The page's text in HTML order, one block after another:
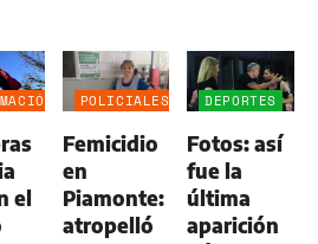
el
POLICIALES
Femicidio
en
Piamonte:
atropelló
DEPORTES
Fotos: así
fue la
última
aparición